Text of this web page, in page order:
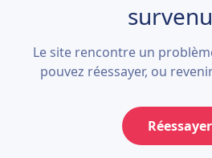
Le site rencontre un
pouvez réessayer, ou
Réessayer